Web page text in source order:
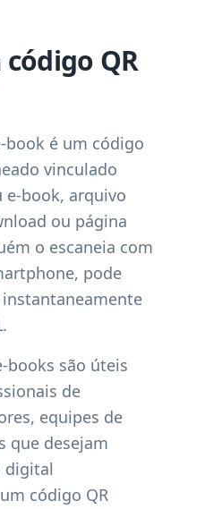
QR
book é um código
vinculado
e-book, arquivo
ou página
o escaneia com
pode
books são úteis
de
equipes de
que desejam
digital
código QR